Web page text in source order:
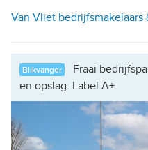
Van Vliet bedrijfsmakelaars
Blikvanger
Fraai
en opslag. Label A+